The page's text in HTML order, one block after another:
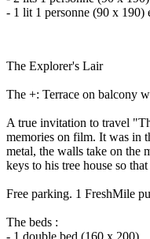
- 1 lit 1 personne (90 x 190)
The Explorer's Lair
The +: Terrace on balcony
A true invitation to travel
memories on film. It was in
metal, the walls take on the
keys to his tree house so
Free parking. 1 FreshMile
The beds :
- 1 double bed (160 x 200)